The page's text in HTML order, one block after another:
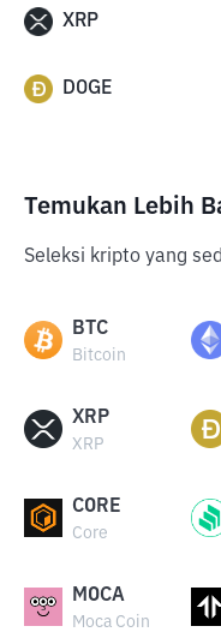
XRP
DOGE
Temukan Lebih
Seleksi kripto yang
BTC
Bitcoin
XRP
XRP
CORE
Core
MOCA
Moca Coin